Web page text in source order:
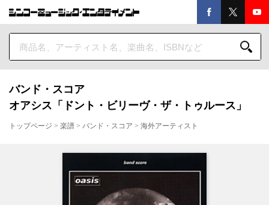
バンド・スコア
オアシス「ドント・ビリーヴ・ザ・トゥルース」
トップページ > 楽譜 > バンド・スコア > 海外アーティスト